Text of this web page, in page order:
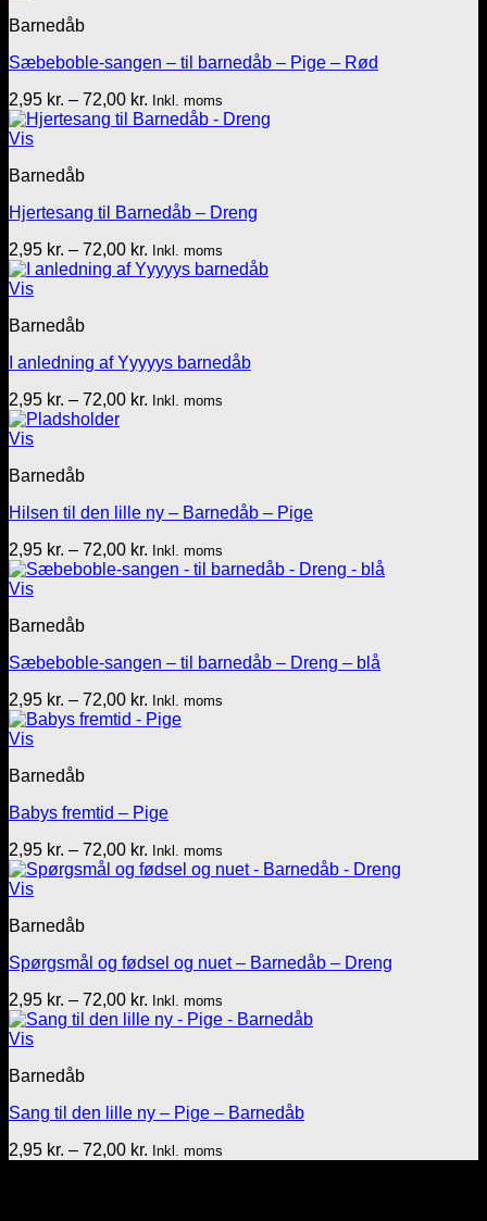
Barnedåb
Sæbeboble-sangen – til barnedåb – Pige – Rød
2,95 kr. – 72,00 kr. Prisinterval:
2,95 kr.
Inkl. moms
Vis
Barnedåb
Hjertesang til Barnedåb – Dreng
2,95 kr. – 72,00 kr. Prisinterval:
2,95 kr.
Inkl. moms
Vis
Barnedåb
I anledning af Yyyyys barnedåb
2,95 kr. – 72,00 kr. Prisinterval:
Inkl. moms
Vis
Barnedåb
Hilsen til den lille ny – Barnedåb – Pige
2,95 kr. – 72,00 kr. Prisinterval:
2,95 kr.
Inkl. moms
Vis
Barnedåb
Sæbeboble-sangen – til barnedåb – Dreng – blå
2,95 kr. – 72,00 kr. Prisinterval:
2,95 kr.
Inkl. moms
Vis
Barnedåb
Babys fremtid – Pige
2,95 kr. – 72,00 kr. Prisinterval:
2,95 kr.
Inkl. moms
Vis
Barnedåb
Spørgsmål og fødsel og nuet – Barnedåb – Dreng
2,95 kr. – 72,00 kr. Prisinterval:
2,95 kr.
Inkl. moms
Vis
Barnedåb
Sang til den lille ny – Pige – Barnedåb
2,95 kr. – 72,00 kr. Prisinterval:
Inkl. moms